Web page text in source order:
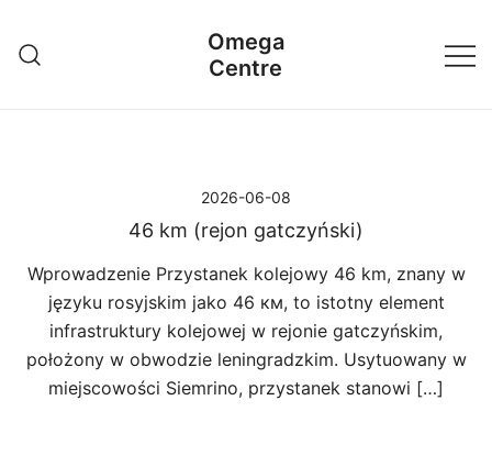
treści
Omega
Centre
2026-06-08
46 km (rejon gatczyński)
Wprowadzenie Przystanek kolejowy 46 km, znany w
języku rosyjskim jako 46 км, to istotny element
infrastruktury kolejowej w rejonie gatczyńskim,
położony w obwodzie leningradzkim. Usytuowany w
miejscowości Siemrino, przystanek stanowi […]